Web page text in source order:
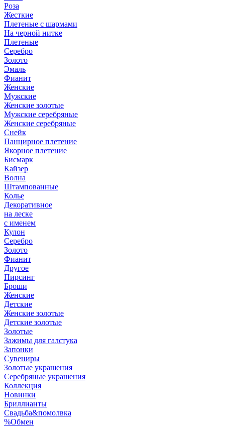
Роза
Жесткие
Плетеные с шармами
На черной нитке
Плетеные
Серебро
Золото
Эмаль
Фианит
Женские
Мужские
Женские золотые
Мужские серебряные
Женские серебряные
Снейк
Панцирное плетение
Якорное плетение
Бисмарк
Кайзер
Волна
Штампованные
Колье
Декоративное
на леске
с именем
Кулон
Серебро
Золото
Фианит
Другое
Пирсинг
Броши
Женские
Детские
Женские золотые
Детские золотые
Золотые
Зажимы для галстука
Запонки
Сувениры
Золотые украшения
Серебряные украшения
Коллекция
Новинки
Бриллианты
Свадьба&помолвка
%Обмен